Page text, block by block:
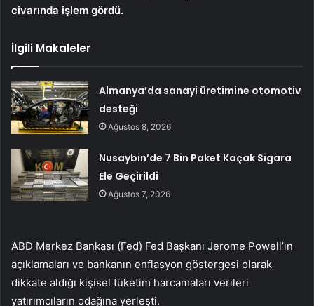
civarında işlem gördü.
İlgili Makaleler
Almanya’da sanayi üretimine otomotiv
desteği
Ağustos 8, 2026
Nusaybin’de 7 Bin Paket Kaçak Sigara
Ele Geçirildi
Ağustos 7, 2026
ABD Merkez Bankası (Fed) Fed Başkanı Jerome Powell’ın
açıklamaları ve bankanın enflasyon göstergesi olarak
dikkate aldığı kişisel tüketim harcamaları verileri
yatırımcıların odağına yerleşti.